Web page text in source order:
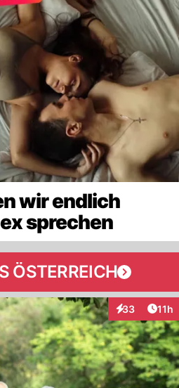
wir endlich
sprechen
ÖSTERREICH
33
Interaktionen
11h